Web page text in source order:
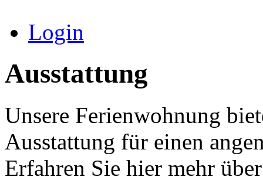
Login
Ausstattung
Unsere Ferienwohnung
Ausstattung für einen
Erfahren Sie hier mehr